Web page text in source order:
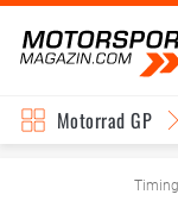
Motorrad GP